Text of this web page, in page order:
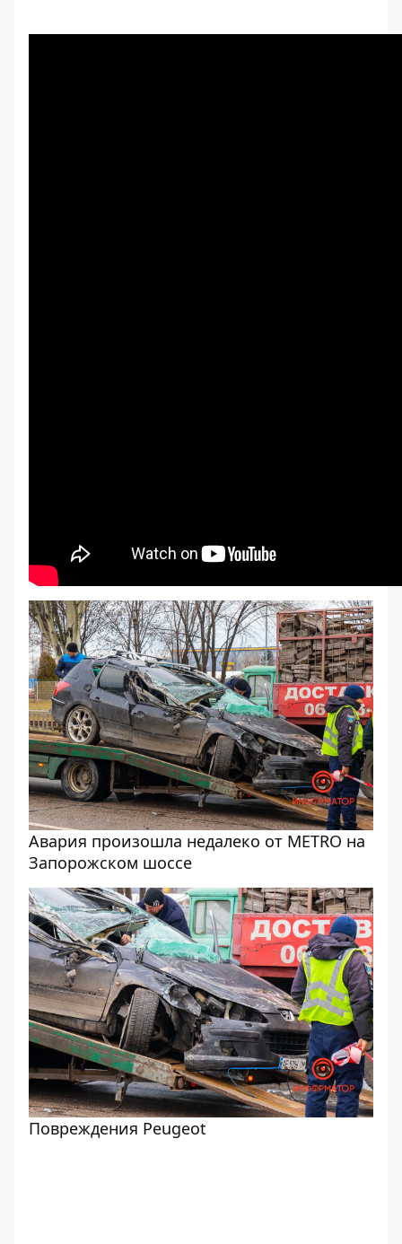
Авария произошла недалеко от METRO на
Запорожском шоссе
Повреждения Peugeot